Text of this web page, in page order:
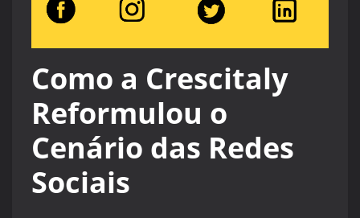
Como a Crescitaly
Reformulou o
Cenário das Redes
Sociais